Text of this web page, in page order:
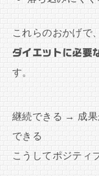
これらのおかげで、
ダイエットに必
す。
継続できる → 成
できる
こうしてポジティ